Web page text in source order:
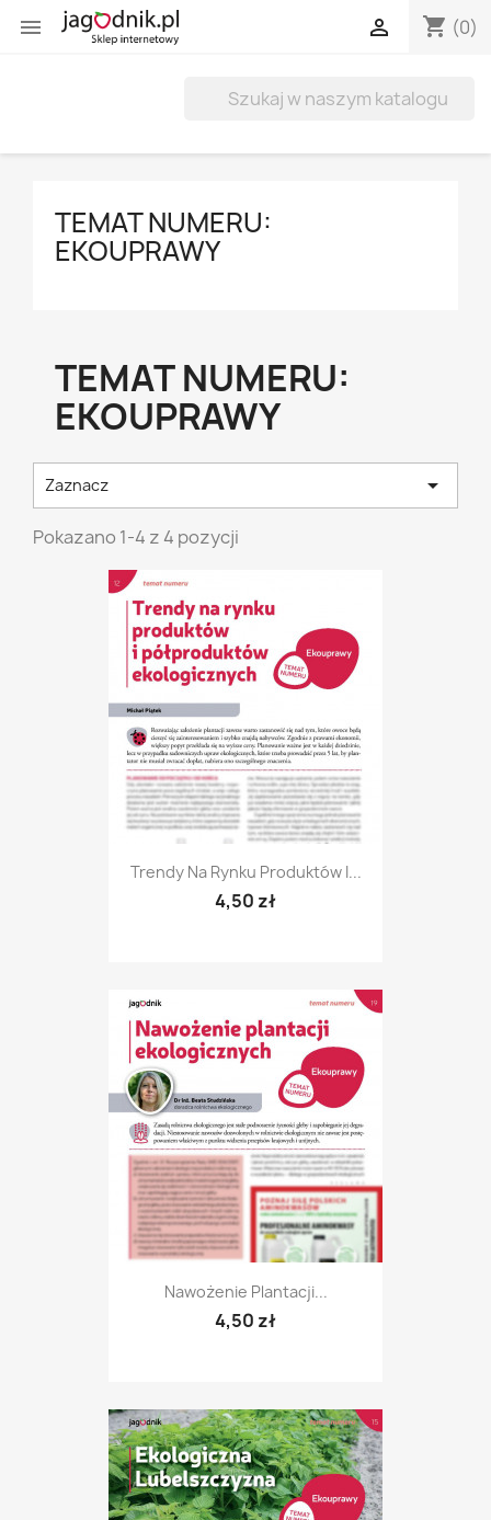
 shopping_cart (0)

TEMAT NUMERU:
EKOUPRAWY
TEMAT NUMERU:
EKOUPRAWY
Zaznacz 
Pokazano 1-4 z 4 pozycji
Trendy Na Rynku Produktów I...
4,50 zł
Nawożenie Plantacji...
4,50 zł